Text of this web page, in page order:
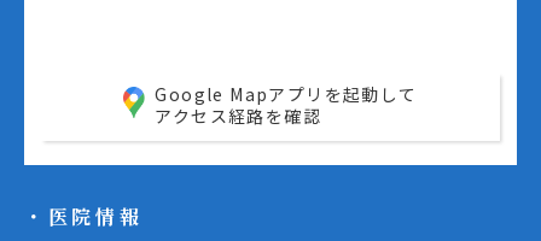
Google Mapアプリを起動して
アクセス経路を確認
・医院情報